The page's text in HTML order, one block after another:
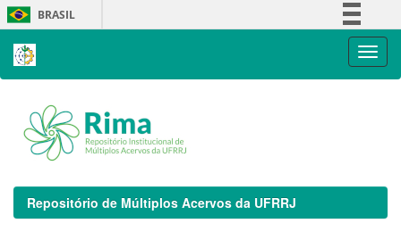
Skip
navigation
BRASIL
Repositório de Múltiplos Acervos da UFRRJ